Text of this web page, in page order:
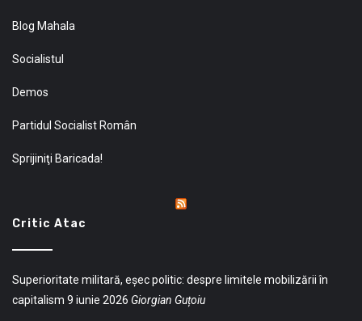
Blog Mahala
Socialistul
Demos
Partidul Socialist Român
Sprijiniţi Baricada!
Critic Atac
Superioritate militară, eșec politic: despre limitele mobilizării în
capitalism 9 iunie 2026 Giorgian Guțoiu